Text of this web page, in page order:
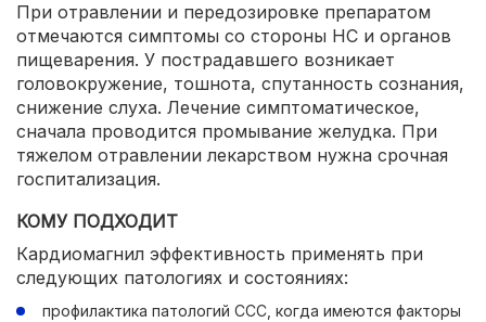
При отравлении и передозировке препаратом
отмечаются симптомы со стороны НС и органов
пищеварения. У пострадавшего возникает
головокружение, тошнота, спутанность сознания,
снижение слуха. Лечение симптоматическое,
сначала проводится промывание желудка. При
тяжелом отравлении лекарством нужна срочная
госпитализация.
КОМУ ПОДХОДИТ
Кардиомагнил эффективность применять при
следующих патологиях и состояниях:
профилактика патологий ССС, когда имеются факторы